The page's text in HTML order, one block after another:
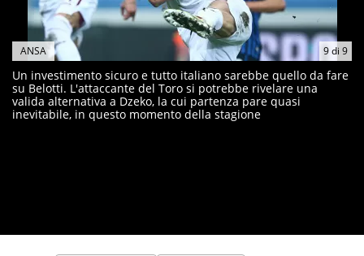
9di 9
ANSA
Un investimento sicuro e tutto italiano sarebbe quello da fare
su Belotti. L'attaccante del Toro si potrebbe rivelare una
valida alternativa a Dzeko, la cui partenza pare quasi
inevitabile, in questo momento della stagione